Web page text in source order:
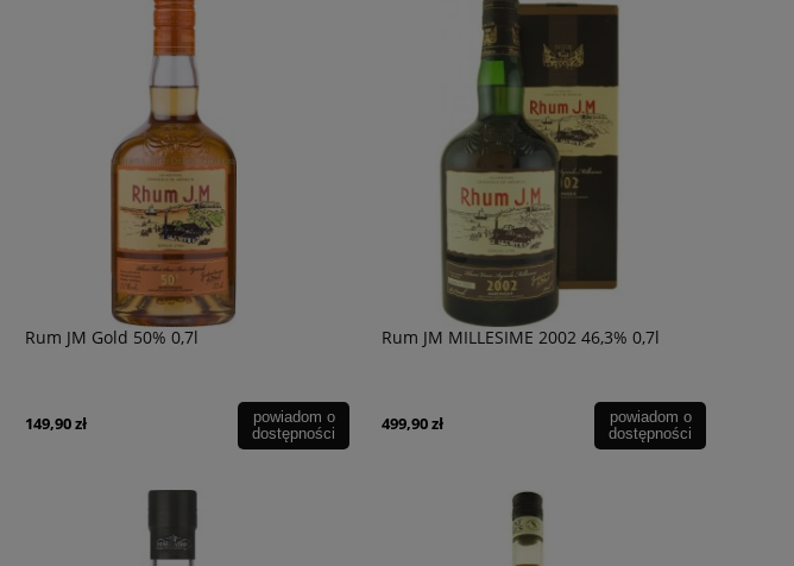
Rum JM Gold 50% 0,7l
149,90 zł
powiadom o
dostępności
Rum JM MILLESIME 2002 46,3% 0,7l
499,90 zł
powiadom o
dostępności